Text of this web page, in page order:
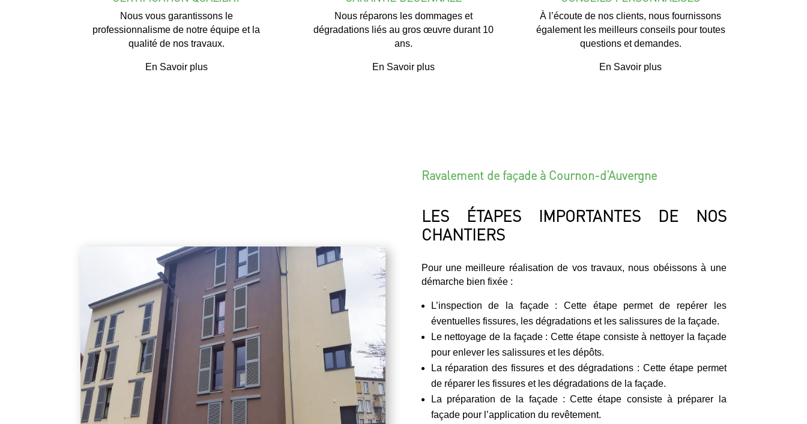
Nous vous garantissons le
professionnalisme de notre équipe et la
qualité de nos travaux.
En Savoir plus
Nous réparons les dommages et
dégradations liés au gros œuvre durant 10
ans.
En Savoir plus
À l’écoute de nos clients, nous fournissons
également les meilleurs conseils pour toutes
questions et demandes.
En Savoir plus
Ravalement de façade à Cournon-d’Auvergne
LES ÉTAPES IMPORTANTES DE NOS
CHANTIERS
Pour une meilleure réalisation de vos travaux, nous obéissons à une
démarche bien fixée :
L’inspection de la façade : Cette étape permet de repérer les
éventuelles fissures, les dégradations et les salissures de la façade.
Le nettoyage de la façade : Cette étape consiste à nettoyer la façade
pour enlever les salissures et les dépôts.
La réparation des fissures et des dégradations : Cette étape permet
de réparer les fissures et les dégradations de la façade.
La préparation de la façade : Cette étape consiste à préparer la
façade pour l’application du revêtement.